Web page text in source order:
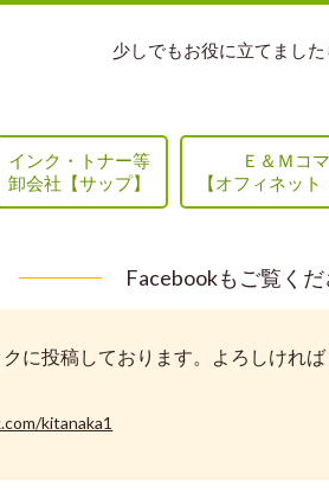
少しでもお役に立てまし
インク・トナー等
卸会社【サップ】
Ｅ＆Ｍコ
【オフィネット
Facebookもご覧くだ
に投稿しております。よろしければ
kitanaka1